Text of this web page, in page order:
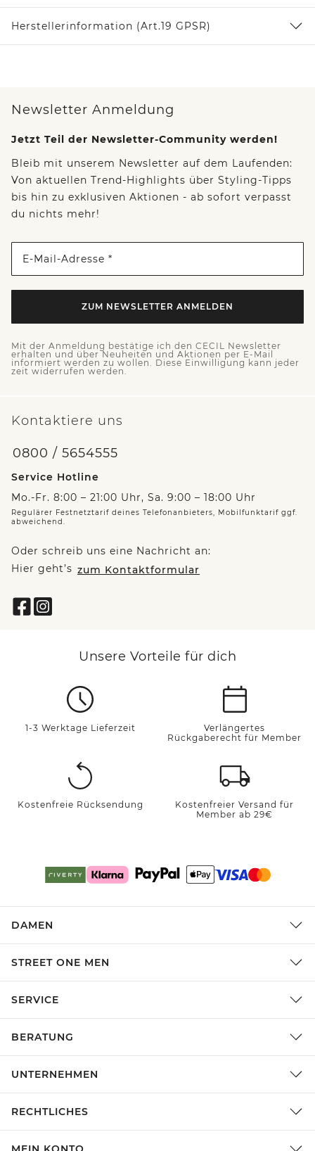
Herstellerinformation (Art.19 GPSR)
Newsletter Anmeldung
Jetzt Teil der Newsletter-Community werden!
Bleib mit unserem Newsletter auf dem Laufenden:
Von aktuellen Trend-Highlights über Styling-Tipps
bis hin zu exklusiven Aktionen - ab sofort verpasst
du nichts mehr!
E-Mail-Adresse *
ZUM NEWSLETTER ANMELDEN
Mit der Anmeldung bestätige ich den CECIL Newsletter
erhalten und über Neuheiten und Aktionen per E-Mail
informiert werden zu wollen. Diese Einwilligung kann jeder
zeit widerrufen werden.
Kontaktiere uns
0800 / 5654555
Service Hotline
Mo.-Fr. 8:00 – 21:00 Uhr, Sa. 9:00 – 18:00 Uhr
Regulärer Festnetztarif deines Telefonanbieters, Mobilfunktarif ggf.
abweichend.
Oder schreib uns eine Nachricht an:
Hier geht’s zum Kontaktformular
Unsere Vorteile für dich
1-3 Werktage Lieferzeit
Verlängertes
Rückgaberecht für Member
Kostenfreie Rücksendung
Kostenfreier Versand für
Member ab 29€
DAMEN
STREET ONE MEN
SERVICE
BERATUNG
UNTERNEHMEN
RECHTLICHES